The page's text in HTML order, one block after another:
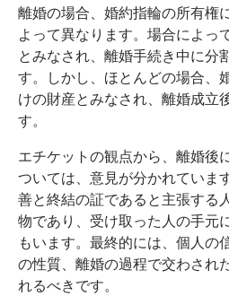
離婚の場合、婚約指輪の所有権
よって異なります。場合によっ
とみなされ、離婚手続き中に分
す。しかし、ほとんどの場合、
けの財産とみなされ、離婚成立
す。
エチケットの観点から、離婚後
ついては、意見が分かれていま
善と終結の証であると主張する
物であり、受け取った人の手元
もいます。最終的には、個人の
の性質、離婚の過程で交わされ
れるべきです。